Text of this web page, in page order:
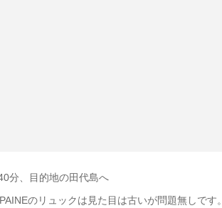
分、目的地の田代島へ
のリュックは見た目は古いが問題無しです。